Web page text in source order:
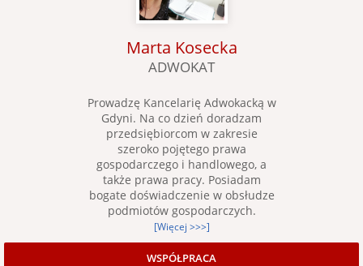
Marta Kosecka
ADWOKAT
Prowadzę Kancelarię Adwokacką w
Gdyni. Na co dzień doradzam
przedsiębiorcom w zakresie
szeroko pojętego prawa
gospodarczego i handlowego, a
także prawa pracy. Posiadam
bogate doświadczenie w obsłudze
podmiotów gospodarczych.
[Więcej >>>]
WSPÓŁPRACA